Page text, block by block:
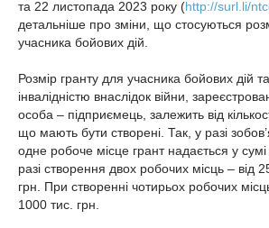
та 22 листопада 2023 року (http://surl.li/
детальніше про зміни, що стосуються
учасника бойових дій.
Розмір гранту для учасника бойових дій
інвалідністю внаслідок війни,
особа – підприємець, залежить від
що мають бути створені. Так, у разі
одне робоче місце грант надається у
разі створення двох робочих місць – від
грн. При створенні чотирьох робочих
1000 тис. грн.